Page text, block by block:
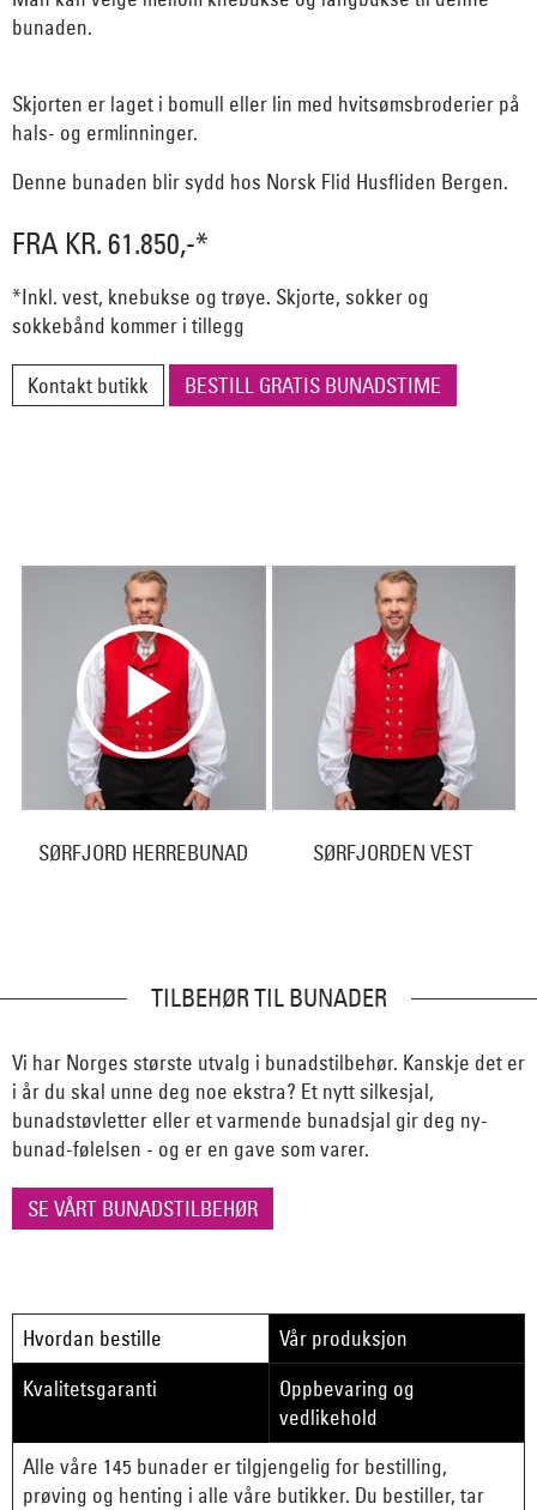
bunaden.
Skjorten er laget i bomull eller lin med hvitsømsbroderier på
hals- og ermlinninger.
Denne bunaden blir sydd hos Norsk Flid Husfliden Bergen.
FRA KR. 61.850,-*
*Inkl. vest, knebukse og trøye. Skjorte, sokker og
sokkebånd kommer i tillegg
Kontakt butikk BESTILL GRATIS BUNADSTIME
SØRFJORD HERREBUNAD SØRFJORDEN VEST
TILBEHØR TIL BUNADER
Vi har Norges største utvalg i bunadstilbehør. Kanskje det er
i år du skal unne deg noe ekstra? Et nytt silkesjal,
bunadstøvletter eller et varmende bunadsjal gir deg ny-
bunad-følelsen - og er en gave som varer.
SE VÅRT BUNADSTILBEHØR
Hvordan bestille
Vår produksjon
Kvalitetsgaranti
Oppbevaring og
vedlikehold
Alle våre 145 bunader er tilgjengelig for bestilling,
prøving og henting i alle våre butikker. Du bestiller, tar